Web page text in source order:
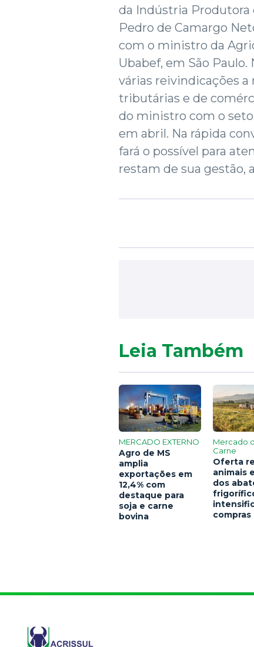
da Indústria Produtora
Pedro de Camargo
com o ministro da
Ubabef, em São
várias reivindicações
tributárias e de
do ministro com o
em abril. Na rápida
fará o possível para
restam de sua gestão,
Leia Também
MERCADO EXTERNO
Agro de MS
amplia
exportações em
12,4% com
destaque para
soja e carne
bovina
Mercado
Carne
Oferta
animais
dos
compras